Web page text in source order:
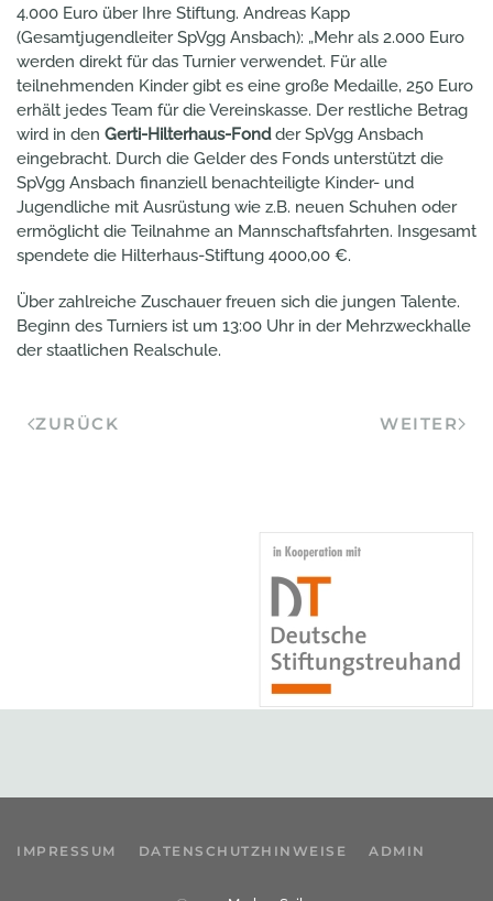
4.000 Euro über Ihre Stiftung. Andreas Kapp
(Gesamtjugendleiter SpVgg Ansbach): „Mehr als 2.000 Euro
werden direkt für das Turnier verwendet. Für alle
teilnehmenden Kinder gibt es eine große Medaille, 250 Euro
erhält jedes Team für die Vereinskasse. Der restliche Betrag
wird in den Gerti-Hilterhaus-Fondder SpVgg Ansbach
eingebracht. Durch die Gelder des Fonds unterstützt die
SpVgg Ansbach finanziell benachteiligte Kinder- und
Jugendliche mit Ausrüstung wie z.B. neuen Schuhen oder
ermöglicht die Teilnahme an Mannschaftsfahrten. Insgesamt
spendete die Hilterhaus-Stiftung 4000,00 €.
Über zahlreiche Zuschauer freuen sich die jungen Talente.
Beginn des Turniers ist um 13:00 Uhr in der Mehrzweckhalle
der staatlichen Realschule.
ZURÜCK WEITER
IMPRESSUM DATENSCHUTZHINWEISE ADMIN